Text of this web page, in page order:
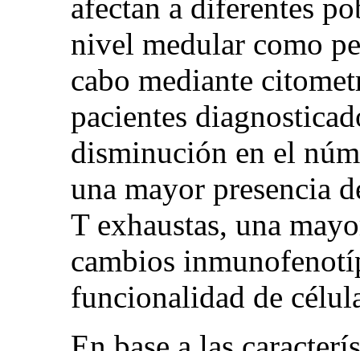
afectan a diferentes
nivel medular como
cabo mediante
pacientes
disminución en el
una mayor presencia
T exhaustas, una
cambios
funcionalidad de